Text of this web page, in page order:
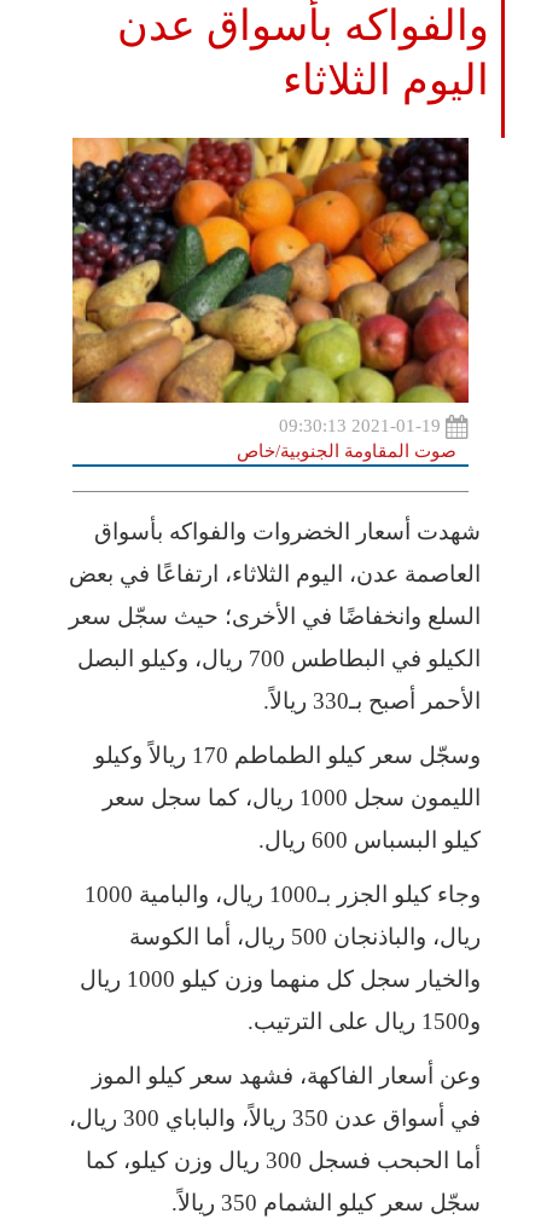
والفواكه بأسواق عدن
اليوم الثلاثاء
صوت المقاومة الجنوبية/خاص
شهدت أسعار الخضروات والفواكه بأسواق
العاصمة عدن، اليوم الثلاثاء، ارتفاعًا في بعض
السلع وانخفاضًا في الأخرى؛ حيث سجّل سعر
الكيلو في البطاطس 700 ريال، وكيلو البصل
الأحمر أصبح بـ330 ريالاً.
وسجّل سعر كيلو الطماطم 170 ريالاً وكيلو
الليمون سجل 1000 ريال، كما سجل سعر
كيلو البسباس 600 ريال.
وجاء كيلو الجزر بـ1000 ريال، والبامية 1000
ريال، والباذنجان 500 ريال، أما الكوسة
والخيار سجل كل منهما وزن كيلو 1000 ريال
و1500 ريال على الترتيب.
وعن أسعار الفاكهة، فشهد سعر كيلو الموز
في أسواق عدن 350 ريالاً، والباباي 300 ريال،
أما الحبحب فسجل 300 ريال وزن كيلو، كما
سجّل سعر كيلو الشمام 350 ريالاً.